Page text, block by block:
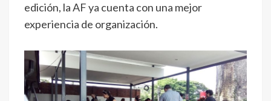
edición, la AF ya cuenta con una mejor
experiencia de organización.